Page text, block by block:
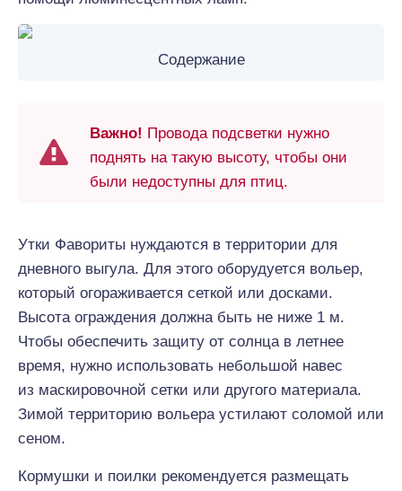
Содержание
Важно! Провода подсветки нужно
поднять на такую высоту, чтобы они
были недоступны для птиц.
Утки Фавориты нуждаются в территории для
дневного выгула. Для этого оборудуется вольер,
который огораживается сеткой или досками.
Высота ограждения должна быть не ниже 1 м.
Чтобы обеспечить защиту от солнца в летнее
время, нужно использовать небольшой навес
из маскировочной сетки или другого материала.
Зимой территорию вольера устилают соломой или
сеном.
Кормушки и поилки рекомендуется размещать